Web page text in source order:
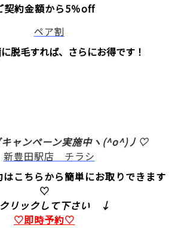
契約金額から5％off
脱毛すれば、さらにお得です！
キャンペーン実施中ヽ(^o^)丿♡
こちらから簡単にお取りできます
♡
リックして下さい ↓
♡即時予約♡